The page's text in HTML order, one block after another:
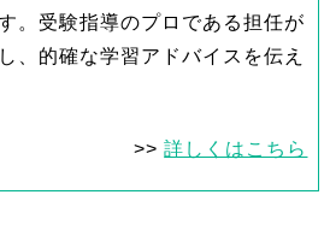
。受験指導のプロである担任が
、的確な学習アドバイスを伝え
>>詳しくはこちら